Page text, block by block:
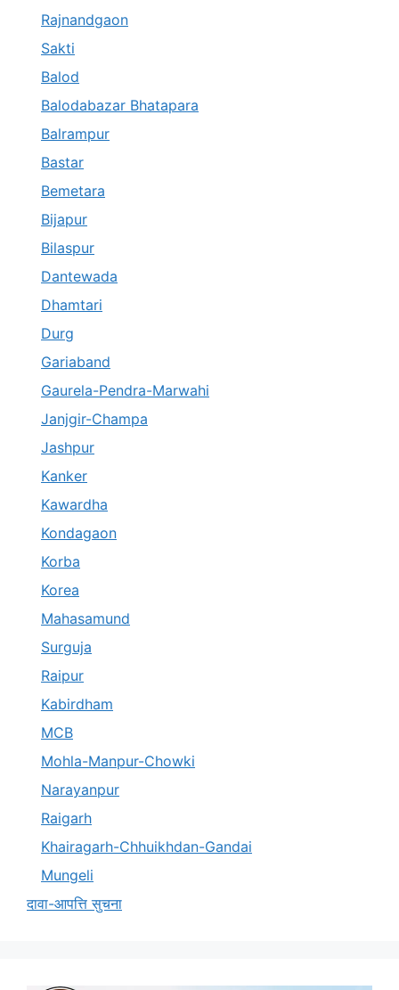
Rajnandgaon
Sakti
Balod
Balodabazar Bhatapara
Balrampur
Bastar
Bemetara
Bijapur
Bilaspur
Dantewada
Dhamtari
Durg
Gariaband
Gaurela-Pendra-Marwahi
Janjgir-Champa
Jashpur
Kanker
Kawardha
Kondagaon
Korba
Korea
Mahasamund
Surguja
Raipur
Kabirdham
MCB
Mohla-Manpur-Chowki
Narayanpur
Raigarh
Khairagarh-Chhuikhdan-Gandai
Mungeli
दावा-आपत्ति सुचना